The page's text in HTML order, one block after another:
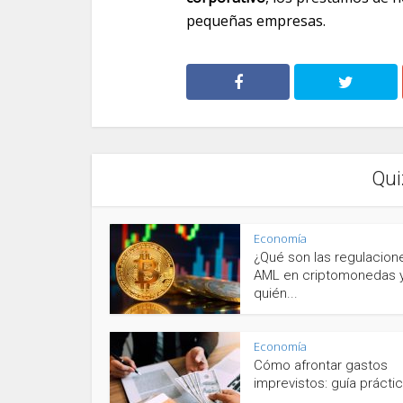
pequeñas empresas.
Economía
¿Qué son las
AML en criptomonedas
quién...
Economía
Cómo afrontar gastos
imprevistos: guía